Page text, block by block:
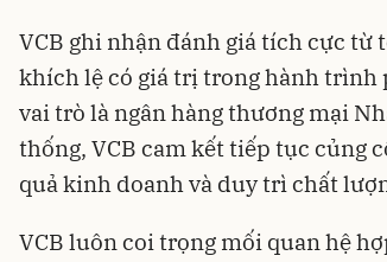
VCB ghi nhận đánh giá tích cực từ
khích lệ có giá trị trong hành trình
vai trò là ngân hàng thương mại
thống, VCB cam kết tiếp tục củng
quả kinh doanh và duy trì chất
VCB luôn coi trọng mối quan hệ